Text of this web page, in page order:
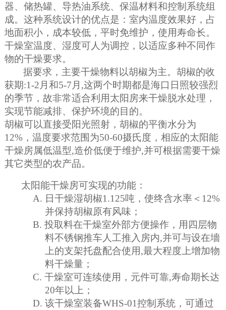
器、储热罐、导热油系统、保温材料和控制系统组
成。这种系统设计的优点是：室内温度效果好，占
地面积小，成本较低，平时免维护，使用寿命长。
干燥室温度、湿度可人为调控，以适应多种不同作
物的干燥要求。
据要求，主要干燥物料以胡椒为主。胡椒的收
获期:1-2月和5-7月,这两个时期都是海口日照较强烈
的季节，故非常适合利用太阳房来干燥脱水处理，
实现节能减排、保护环境的目的。
胡椒可以直接受阳光照射，胡椒的平衡水分为
12%，温度要求范围为50-60摄氏度，相应的太阳能
干燥房属低温型,造价低便于维护,并可根据需要干燥
其它类型的农产品。
太阳能干燥房可实现的功能：
A. 日干燥湿胡椒1.125吨，使终含水率＜12%
并保持胡椒原有风味；
B. 投取料在干燥室外部方便操作，用四层物
料不锈钢推车人工推入房内,并可与设在墻
上的支架托盘配合使用,最大程度上增加物
料干燥量 ；
C. 干燥室可连续使用，元件可靠,寿命期长达
20年以上；
D. 该干燥室装备WHS-01控制系统，可通过